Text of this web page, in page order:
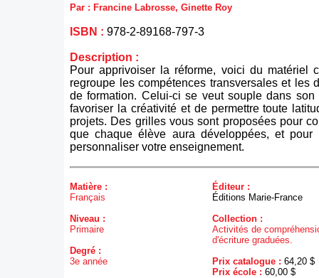
Par : Francine Labrosse, Ginette Roy
ISBN : 978-2-89168-797-3
Description :
Pour apprivoiser la réforme, voici du matériel
regroupe les compétences transversales et les
de formation. Celui-ci se veut souple dans
favoriser la créativité et de permettre toute
projets. Des grilles vous sont proposées pour
que chaque élève aura développées, et pour
personnaliser votre enseignement.
Matière :
Français
Niveau :
Primaire
Degré :
3e année
Éditeur :
Éditions Marie-France
Collection :
Activités de
d'écriture graduées.
Prix catalogue : 64,20 $
Prix école : 60,00 $